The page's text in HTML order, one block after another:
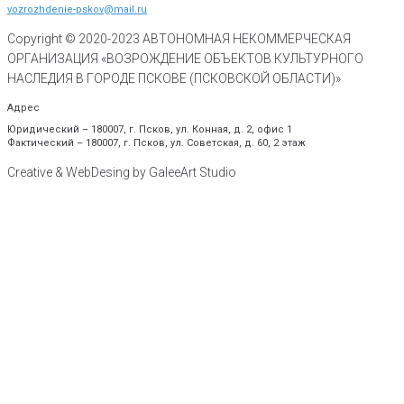
vozrozhdenie-pskov@mail.ru
Copyright © 2020-2023 АВТОНОМНАЯ НЕКОММЕРЧЕСКАЯ
ОРГАНИЗАЦИЯ «ВОЗРОЖДЕНИЕ ОБЪЕКТОВ КУЛЬТУРНОГО
НАСЛЕДИЯ В ГОРОДЕ ПСКОВЕ (ПСКОВСКОЙ ОБЛАСТИ)»
Адрес
Юридический – 180007, г. Псков, ул. Конная, д. 2, офис 1
Фактический – 180007, г. Псков, ул. Советская, д. 60, 2 этаж
Creative & WebDesing by GaleeArt Studio